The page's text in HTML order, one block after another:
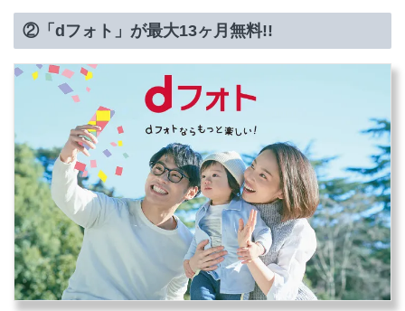
②「dフォト」が最大13ヶ月無料!!